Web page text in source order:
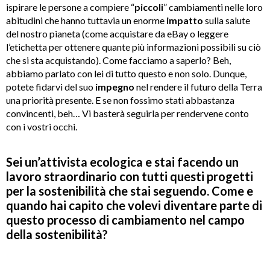
ispirare le persone a compiere “piccoli” cambiamenti nelle loro
abitudini che hanno tuttavia un enorme impatto sulla salute
del nostro pianeta (come acquistare da eBay o leggere
l’etichetta per ottenere quante più informazioni possibili su ciò
che si sta acquistando). Come facciamo a saperlo? Beh,
abbiamo parlato con lei di tutto questo e non solo. Dunque,
potete fidarvi del suo impegno nel rendere il futuro della Terra
una priorità presente. E se non fossimo stati abbastanza
convincenti, beh… Vi basterà seguirla per rendervene conto
con i vostri occhi.
Sei un’attivista ecologica e stai facendo un
lavoro straordinario con tutti questi progetti
per la sostenibilità che stai seguendo. Come e
quando hai capito che volevi diventare parte di
questo processo di cambiamento nel campo
della sostenibilità?